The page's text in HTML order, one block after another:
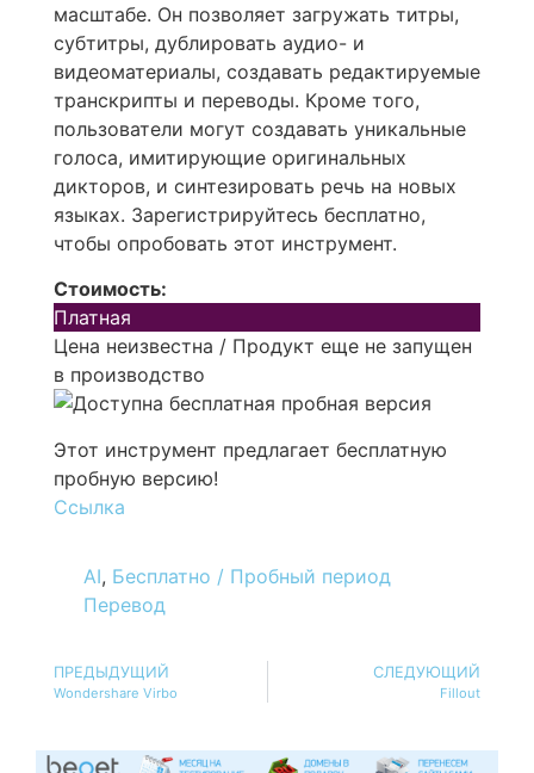
масштабе. Он позволяет загружать титры,
субтитры, дублировать аудио- и
видеоматериалы, создавать редактируемые
транскрипты и переводы. Кроме того,
пользователи могут создавать уникальные
голоса, имитирующие оригинальных
дикторов, и синтезировать речь на новых
языках. Зарегистрируйтесь бесплатно,
чтобы опробовать этот инструмент.
Стоимость:
Платная
Цена неизвестна / Продукт еще не запущен
в производство
Этот инструмент предлагает бесплатную
пробную версию!
Ссылка
AI, Бесплатно / Пробный период
Перевод
ПРЕДЫДУЩИЙ
Wondershare Virbo
СЛЕДУЮЩИЙ
Fillout